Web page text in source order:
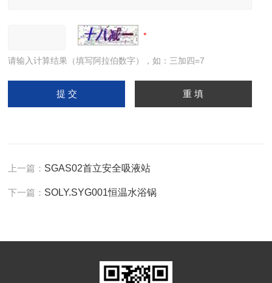
请输入计算结果（填写阿拉伯数字），如：三加四=7
上一篇： SGAS02首立安全吸液站
下一篇： SOLY.SYG001恒温水浴锅